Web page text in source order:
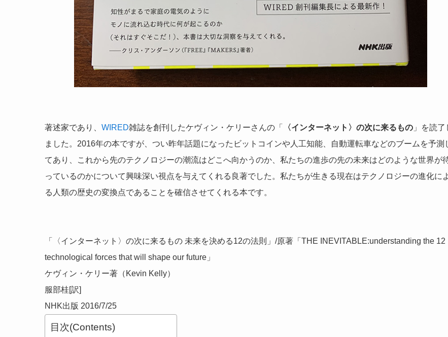
著述家であり、 WIRED雑誌を創刊したケヴィン・ケリーさんの「 〈インターネット〉の次に来るもの 」を読了
ました。2016年の本ですが、つい昨年話題になったビットコインや人工知能、自動運転車などのブームを予測
てあり、これから先のテクノロジーの潮流はどこへ向かうのか、私たちの進歩の先の未来はどのような世界が
っているのかについて興味深い視点を与えてくれる良著でした。私たちが生きる現在はテクノロジーの進化に
る人類の歴史の変換点であることを確信させてくれる本です。
「〈インターネット〉の次に来るもの 未来を決める12の法則」/原著「THE INEVITABLE:understanding the 12
technological forces that will shape our future」
ケヴィン・ケリー著（Kevin Kelly）
服部桂[訳]
NHK出版 2016/7/25
目次(Contents)